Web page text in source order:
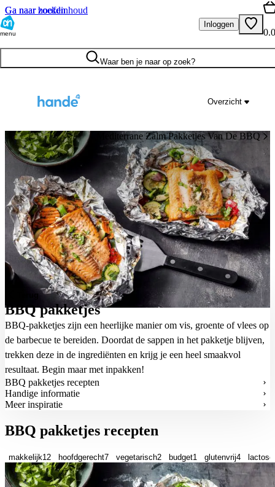
Ga naar hoofdinhoud
Ga naar zoeken
menu
Inloggen
Waar ben je naar op zoek?
Overzicht
Mediterrane Zalm Pakketjes Van De BBQ
Terug
BBQ pakketjes
BBQ-pakketjes zijn een heerlijke manier om vis, groente of vlees op
de barbecue te bereiden. Doordat de sappen in het pakketje blijven,
trekken deze in de ingrediënten en krijg je een heel smaakvol
resultaat. Begin maar met inpakken!
BBQ pakketjes recepten
Handige informatie
Meer inspiratie
BBQ pakketjes recepten
makkelijk12 hoofdgerecht7 vegetarisch2 budget1 glutenvrij4